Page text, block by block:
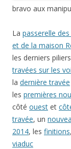
bravo aux
La passerelle des
et de la maison
les derniers
travées sur les
la dernière travée
les premières
côté ouest et
travée, un
2014, les finitions
viaduc